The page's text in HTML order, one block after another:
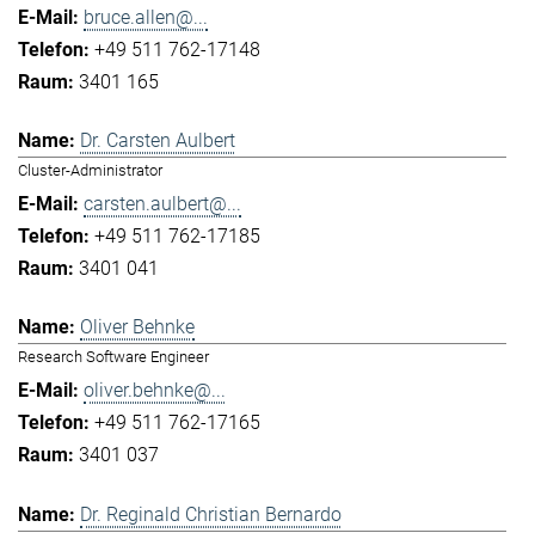
bruce.allen@...
+49 511 762-17148
3401 165
Dr. Carsten Aulbert
Cluster-Administrator
carsten.aulbert@...
+49 511 762-17185
3401 041
Oliver Behnke
Research Software Engineer
oliver.behnke@...
+49 511 762-17165
3401 037
Dr. Reginald Christian Bernardo